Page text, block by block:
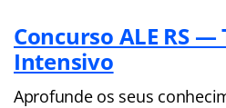
Concurso ALE RS
Intensivo
Aprofunde os seus